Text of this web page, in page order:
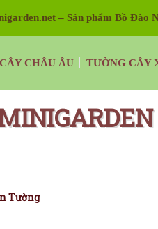
– Sản phẩm Bồ Đào
CHÂU ÂU TƯỜNG CÂY
Tường